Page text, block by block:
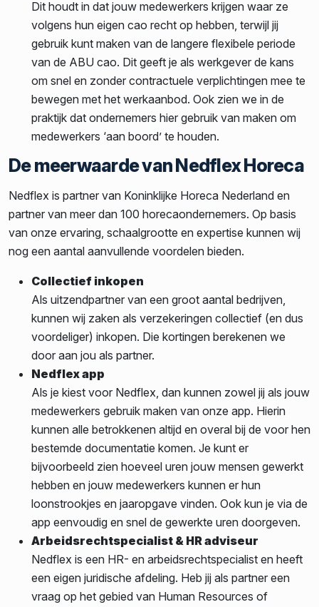
Dit houdt in dat jouw medewerkers krijgen waar ze
volgens hun eigen cao recht op hebben, terwijl jij
gebruik kunt maken van de langere flexibele periode
van de ABU cao. Dit geeft je als werkgever de kans
om snel en zonder contractuele verplichtingen mee te
bewegen met het werkaanbod. Ook zien we in de
praktijk dat ondernemers hier gebruik van maken om
medewerkers ‘aan boord’ te houden.
De meerwaarde van Nedflex Horeca
Nedflex is partner van Koninklijke Horeca Nederland en
partner van meer dan 100 horecaondernemers. Op basis
van onze ervaring, schaalgrootte en expertise kunnen wij
nog een aantal aanvullende voordelen bieden.
Collectief inkopen
Als uitzendpartner van een groot aantal bedrijven,
kunnen wij zaken als verzekeringen collectief (en dus
voordeliger) inkopen. Die kortingen berekenen we
door aan jou als partner.
Nedflex app
Als je kiest voor Nedflex, dan kunnen zowel jij als jouw
medewerkers gebruik maken van onze app. Hierin
kunnen alle betrokkenen altijd en overal bij de voor hen
bestemde documentatie komen. Je kunt er
bijvoorbeeld zien hoeveel uren jouw mensen gewerkt
hebben en jouw medewerkers kunnen er hun
loonstrookjes en jaaropgave vinden. Ook kun je via de
app eenvoudig en snel de gewerkte uren doorgeven.
Arbeidsrechtspecialist & HR adviseur
Nedflex is een HR- en arbeidsrechtspecialist en heeft
een eigen juridische afdeling. Heb jij als partner een
vraag op het gebied van Human Resources of